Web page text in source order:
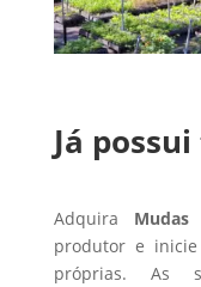
Já
Adquira
produtor e
próprias. As